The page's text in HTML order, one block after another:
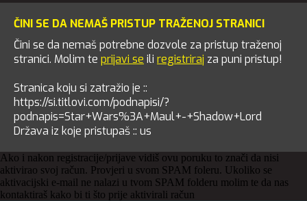
ČINI SE DA NEMAŠ PRISTUP TRAŽENOJ STRANICI
Čini se da nemaš potrebne dozvole za pristup traženoj
stranici. Molim te prijavi se ili registriraj za puni pristup!
Stranica koju si zatražio je ::
https://si.titlovi.com/podnapisi/?
podnapis=Star+Wars%3A+Maul+-+Shadow+Lord
Država iz koje pristupaš :: us
Ako i nakon registracije/prijave vidiš ovu poruku to znači da nisi
aktivirao svoj račun. Provjeri u svom SPAM foleru. Ukoliko se
aktivacijski e-mail ne nalazi u tvom SPAM folderu molim te da nas
kontaktiraš kako bi ti što prije aktivirali račun